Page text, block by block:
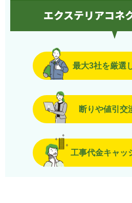
エクステリアコネ
最大3社を厳選
断りや値引交
工事代金キャッ